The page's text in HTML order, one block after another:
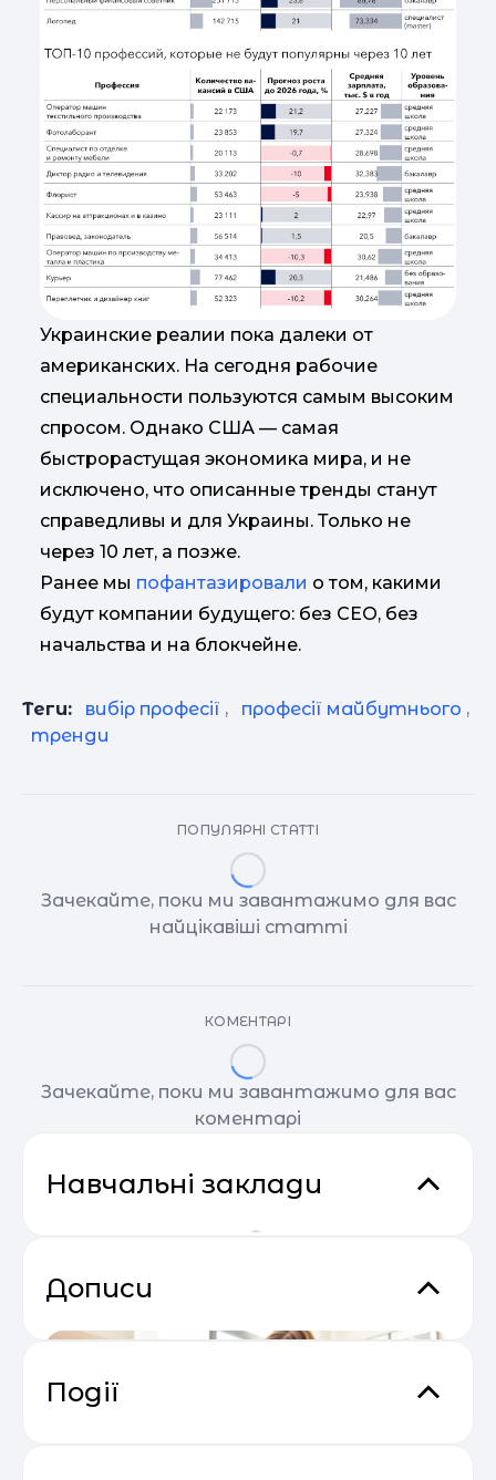
Украинские реалии пока далеки от
американских. На сегодня рабочие
специальности пользуются самым высоким
спросом. Однако США — самая
быстрорастущая экономика мира, и не
исключено, что описанные тренды станут
справедливы и для Украины. Только не
через 10 лет, а позже.
Ранее мы пофантазировали о том, какими
будут компании будущего: без СЕО, без
начальства и на блокчейне.
Теги: вибір професії , професії майбутнього ,
тренди
ПОПУЛЯРНІ СТАТТІ
Зачекайте, поки ми завантажимо для вас
найцікавіші статті
КОМЕНТАРІ
Зачекайте, поки ми завантажимо для вас
коментарі
Навчальні заклади
Дописи
Події